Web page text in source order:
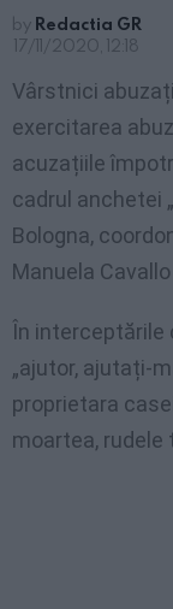
by Redactia GR
17/11/2020, 12:18
Vârstnici
exercitarea
acuzațiile
cadrul anchetei
Bologna,
Manuela
În interceptările
„ajutor, ajutați-
proprietara
moartea, rudele